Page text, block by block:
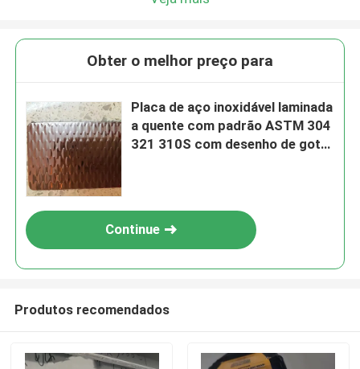
Obter o melhor preço para
Placa de aço inoxidável laminada
a quente com padrão ASTM 304
321 310S com desenho de gota
Continue
Produtos recomendados